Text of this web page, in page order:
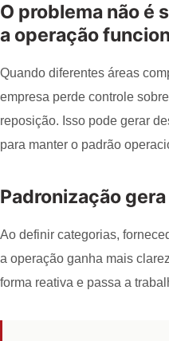
O problema não é
a operação
Quando diferentes áreas
empresa perde controle
reposição. Isso pode gerar
para manter o padrão
Padronização
Ao definir categorias,
a operação ganha mais
forma reativa e passa a